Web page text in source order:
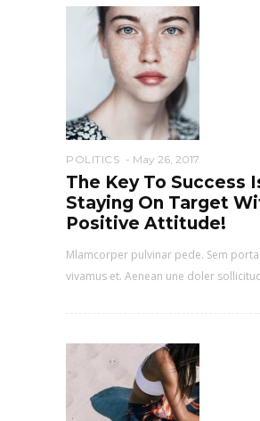
POLITICS May 26, 2017
The Key To Success
Staying On Target
Positive Attitude!
Mlamcorper pulvinar pede. Sem
vivamus et. Aenean une doler